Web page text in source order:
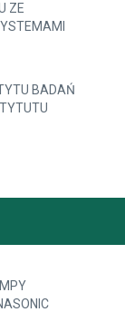
ZE
BADAŃ